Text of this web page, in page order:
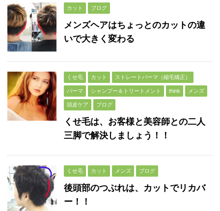
カット ブログ
メンズヘアはちょっとのカットの違
いで大きく変わる
くせ毛 カット ストレートパーマ（縮毛矯正）
パーマ シャンプー＆トリートメント think メンズ
頭皮ケア ブログ
くせ毛は、お客様と美容師との二人
三脚で解決しましょう！！
くせ毛 カット メンズ ブログ
後頭部のつぶれは、カットでリカバ
ー！！